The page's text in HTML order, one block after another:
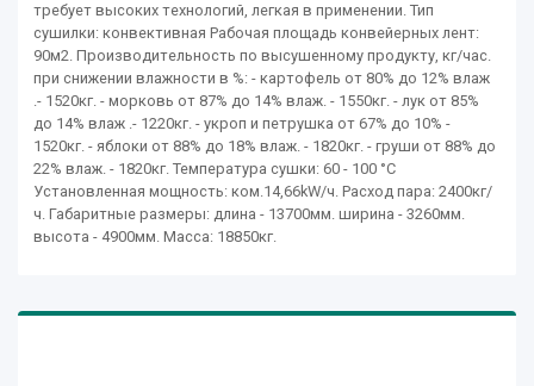
требует высоких технологий, легкая в применении. Тип
сушилки: конвективная Рабочая площадь конвейерных лент:
90м2. Производительность по высушенному продукту, кг/час.
при снижении влажности в %: - картофель от 80% до 12% влаж
.- 1520кг. - морковь от 87% до 14% влаж. - 1550кг. - лук от 85%
до 14% влаж .- 1220кг. - укроп и петрушка от 67% до 10% -
1520кг. - яблоки от 88% до 18% влаж. - 1820кг. - груши от 88% до
22% влаж. - 1820кг. Температура сушки: 60 - 100 °С
Установленная мощность: ком.14,66kW/ч. Расход пара: 2400кг/
ч. Габаритные размеры: длина - 13700мм. ширина - 3260мм.
высота - 4900мм. Масса: 18850кг.